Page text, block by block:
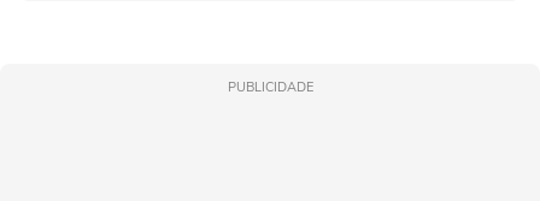
PUBLICIDADE